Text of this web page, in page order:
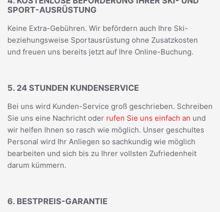
SPORT-AUSRÜSTUNG
Keine Extra-Gebühren. Wir befördern auch Ihre Ski-
beziehungsweise Sportausrüstung ohne Zusatzkosten
und freuen uns bereits jetzt auf Ihre Online-Buchung.
5. 24 STUNDEN KUNDENSERVICE
Bei uns wird Kunden-Service groß geschrieben. Schreiben
Sie uns eine Nachricht oder rufen Sie uns einfach an und
wir helfen Ihnen so rasch wie möglich. Unser geschultes
Personal wird Ihr Anliegen so sachkundig wie möglich
bearbeiten und sich bis zu Ihrer vollsten Zufriedenheit
darum kümmern.
6. BESTPREIS-GARANTIE